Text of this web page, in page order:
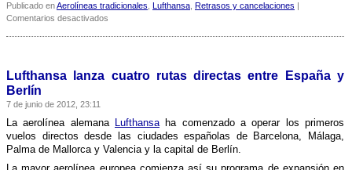
Publicado enAerolíneas tradicionales Lufthansa Retrasos y cancelaciones |
Comentarios desactivados
para
viernes
Lufthansa lanza cuatro rutas directas entre España y
Berlí­n
7 de junio de 2012, 23:11
La aerolí­nea alemana Lufthansaha comenzado a operar los primeros
vuelos directos desde las ciudades españolas de Barcelona, Málaga,
Palma de Mallorca y Valencia y la capital de Berlí­n.